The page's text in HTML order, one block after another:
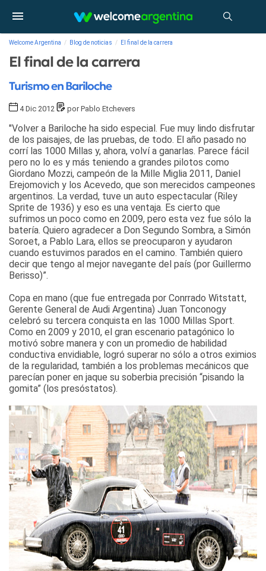
Welcome Argentina Blog de noticias El final de la carrera
El final de la carrera
Turismo en Bariloche
4 Dic 2012 por Pablo Etchevers
"Volver a Bariloche ha sido especial. Fue muy lindo disfrutar
de los paisajes, de las pruebas, de todo. El año pasado no
corrí las 1000 Millas y, ahora, volví a ganarlas. Parece fácil
pero no lo es y más teniendo a grandes pilotos como
Giordano Mozzi, campeón de la Mille Miglia 2011, Daniel
Erejomovich y los Acevedo, que son merecidos campeones
argentinos. La verdad, tuve un auto espectacular (Riley
Sprite de 1936) y eso es una ventaja. Es cierto que
sufrimos un poco como en 2009, pero esta vez fue sólo la
batería. Quiero agradecer a Don Segundo Sombra, a Simón
Soroet, a Pablo Lara, ellos se preocuparon y ayudaron
cuando estuvimos parados en el camino. También quiero
decir que tengo al mejor navegante del país (por Guillermo
Berisso)”.
Copa en mano (que fue entregada por Conrrado Witstatt,
Gerente General de Audi Argentina) Juan Tonconogy
celebró su tercera conquista en las 1000 Millas Sport.
Como en 2009 y 2010, el gran escenario patagónico lo
motivó sobre manera y con un promedio de habilidad
conductiva envidiable, logró superar no sólo a otros eximios
de la regularidad, también a los problemas mecánicos que
parecían poner en jaque su soberbia precisión “pisando la
gomita” (los presóstatos).